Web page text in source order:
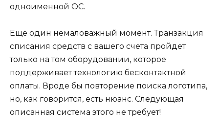
одноименной ОС.
Еще один немаловажный момент. Транзакция
списания средств с вашего счета пройдет
только на том оборудовании, которое
поддерживает технологию бесконтактной
оплаты. Вроде бы повторение поиска логотипа,
но, как говорится, есть нюанс. Следующая
описанная система этого не требует!